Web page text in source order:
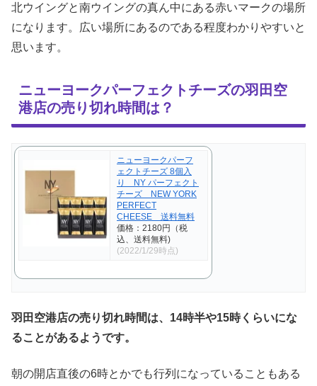
北ウイングと南ウイングの真ん中にある赤いマークの場所
になります。広い場所にあるのである程度わかりやすいと
思います。
ニューヨークパーフェクトチーズの羽田空
港店の売り切れ時間は？
ニューヨークパーフ
ェクトチーズ 8個入
り NY パーフェクト
チーズ NEW YORK
PERFECT
CHEESE 送料無料
価格：2180円（税
込、送料無料)
(2022/1/29時点)
羽田空港店の売り切れ時間は、14時半や15時くらいにな
ることがあるようです。
朝の開店直後の6時とかでも行列になっていることもある